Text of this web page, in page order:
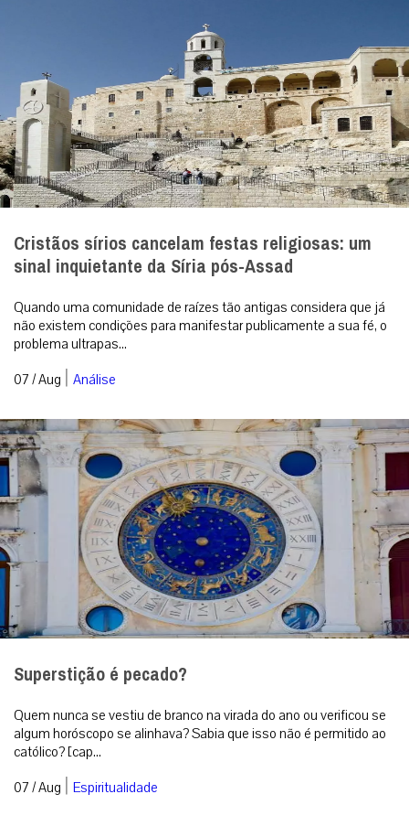
Cristãos sírios cancelam festas religiosas: um
sinal inquietante da Síria pós-Assad
Quando uma comunidade de raízes tão antigas considera que já
não existem condições para manifestar publicamente a sua fé, o
problema ultrapas...
07 / Aug | Análise
Superstição é pecado?
Quem nunca se vestiu de branco na virada do ano ou verificou se
algum horóscopo se alinhava? Sabia que isso não é permitido ao
católico? [cap...
07 / Aug | Espiritualidade